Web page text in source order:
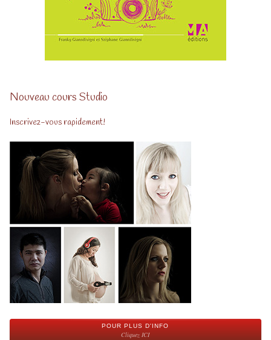
Nouveau cours Studio
Inscrivez-vous rapidement!
POUR PLUS D'INFO
Cliquez ICI